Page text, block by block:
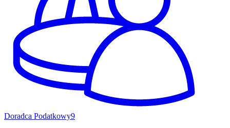
Doradca Podatkowy9